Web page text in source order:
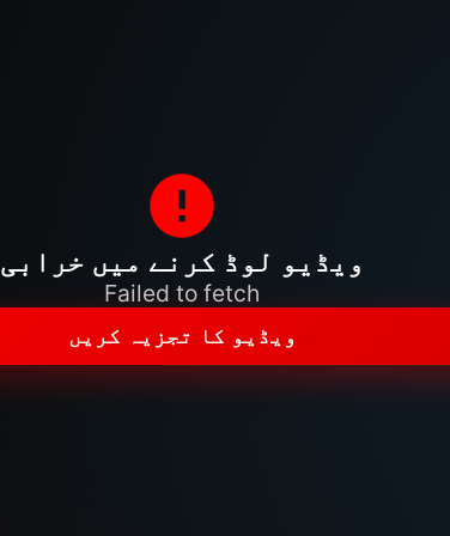
ویڈیو لوڈ کرنے میں خرابی
Failed to fetch
ویڈیو کا تجزیہ کریں